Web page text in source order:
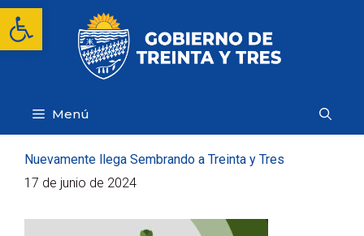
Abrir barra de herramientas
Saltar
contenido
Menú
Nuevamente llega Sembrando a Treinta y Tres
17 de junio de 2024